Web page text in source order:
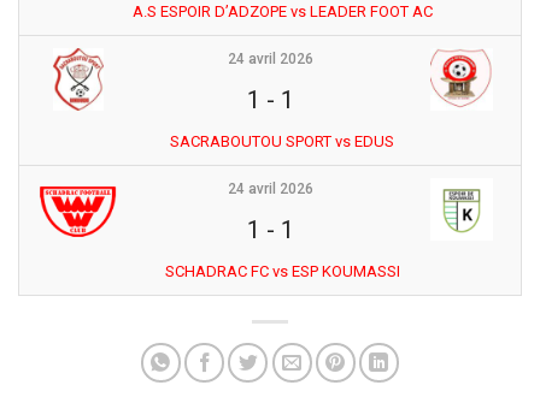
A.S ESPOIR D’ADZOPE vs LEADER FOOT AC
24 avril 2026
1 - 1
SACRABOUTOU SPORT vs EDUS
24 avril 2026
1 - 1
SCHADRAC FC vs ESP KOUMASSI